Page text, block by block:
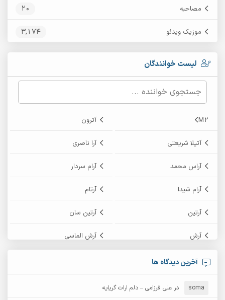
مصاحبه 20
موزیک ویدئو 3,174
لیست خوانندگان
M2 آترون
آتیلا شریعتی آرا ناصری
آراس محمد آرام سردار
آرام شیدا آرتام
آرتین آرتین سان
آرش آرش الماسی
آرش امامی
آرش دی جی 2
آخرین دیدگاه ها
soma در علی فرزامی – دلم ارات گریایه